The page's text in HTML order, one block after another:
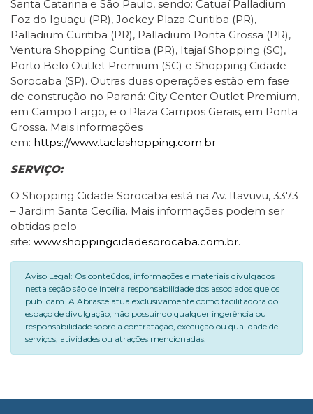
Santa Catarina e São Paulo, sendo: Catuaí Palladium
Foz do Iguaçu (PR), Jockey Plaza Curitiba (PR),
Palladium Curitiba (PR), Palladium Ponta Grossa (PR),
Ventura Shopping Curitiba (PR), Itajaí Shopping (SC),
Porto Belo Outlet Premium (SC) e Shopping Cidade
Sorocaba (SP). Outras duas operações estão em fase
de construção no Paraná: City Center Outlet Premium,
em Campo Largo, e o Plaza Campos Gerais, em Ponta
Grossa. Mais informações
em: https://www.taclashopping.com.br
SERVIÇO:
O Shopping Cidade Sorocaba está na Av. Itavuvu, 3373
– Jardim Santa Cecília. Mais informações podem ser
obtidas pelo
site: www.shoppingcidadesorocaba.com.br.
Aviso Legal: Os conteúdos, informações e materiais divulgados
nesta seção são de inteira responsabilidade dos associados que os
publicam. A Abrasce atua exclusivamente como facilitadora do
espaço de divulgação, não possuindo qualquer ingerência ou
responsabilidade sobre a contratação, execução ou qualidade de
serviços, atividades ou atrações mencionadas.